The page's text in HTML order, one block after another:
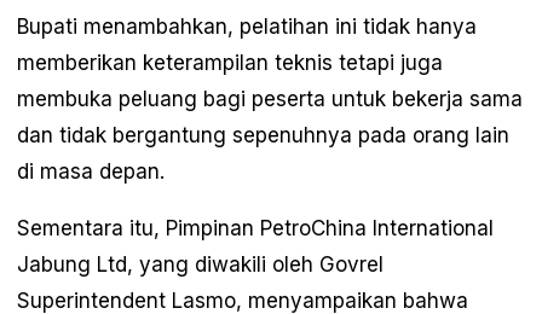
Bupati menambahkan, pelatihan ini tidak hanya
memberikan keterampilan teknis tetapi juga
membuka peluang bagi peserta untuk bekerja sama
dan tidak bergantung sepenuhnya pada orang lain
di masa depan.
Sementara itu, Pimpinan PetroChina International
Jabung Ltd, yang diwakili oleh Govrel
Superintendent Lasmo, menyampaikan bahwa